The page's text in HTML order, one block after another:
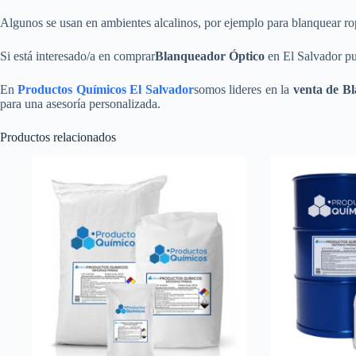
Algunos se usan en ambientes alcalinos, por ejemplo para blanquear
Si está interesado/a en comprarBlanqueador Óptico en El Salvador
EnProductos Químicos El Salvadorsomos lideres en la venta de
para una asesoría personalizada.
Productos relacionados